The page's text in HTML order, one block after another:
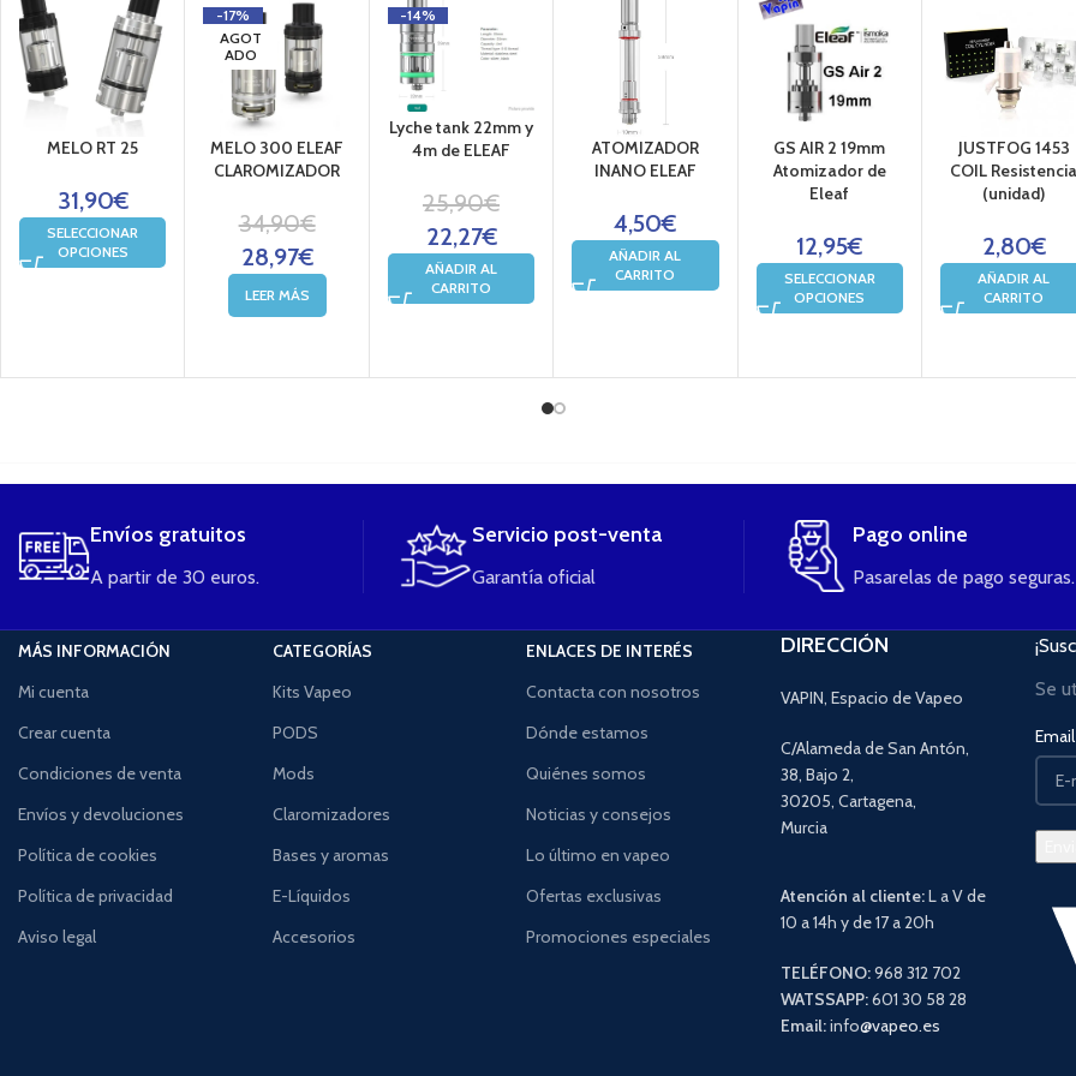
MELO RT 25
31,90€
SELECCIONAR
OPCIONES
-17%
AGOT
ADO
MELO 300 ELEAF
CLAROMIZADOR
34,90€
28,97€
LEER MÁS
-14%
Lyche tank 22mm y
4m de ELEAF
25,90€
22,27€
AÑADIR AL
CARRITO
ATOMIZADOR
INANO ELEAF
4,50€
AÑADIR AL
CARRITO
GS AIR 2 19mm
Atomizador de
Eleaf
12,95€
SELECCIONAR
OPCIONES
JUSTFOG 1453
COIL Resistencia
(unidad)
2,80€
AÑADIR AL
CARRITO
Envíos gratuitos
A partir de 30 euros.
Servicio post-venta
Garantía oficial
Pago online
Pasarelas de pago seguras.
MÁS INFORMACIÓN
Mi cuenta
Crear cuenta
Condiciones de venta
Envíos y devoluciones
Política de cookies
Política de privacidad
Aviso legal
CATEGORÍAS
Kits Vapeo
PODS
Mods
Claromizadores
Bases y aromas
E-Líquidos
Accesorios
ENLACES DE INTERÉS
Contacta con nosotros
Dónde estamos
Quiénes somos
Noticias y consejos
Lo último en vapeo
Ofertas exclusivas
Promociones especiales
DIRECCIÓN
VAPIN, Espacio de Vapeo
C/Alameda de San Antón,
38, Bajo 2,
30205, Cartagena,
Murcia
Atención al cliente:L a V de
10 a 14h y de 17 a 20h
TELÉFONO:968 312 702
WATSSAPP:601 30 58 28
Email:info@vapeo.es
Se
Email